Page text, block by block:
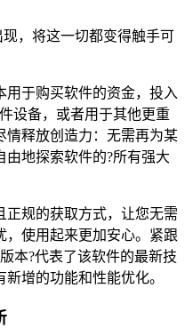
，将这一切都变得触手可
于购买软件的资金，投入
设备，或者用于其他更重
情释放创造力：无需再为某
地探索软件的?所有强大
正规的获取方式，让您无需
，使用起来更加安心。紧跟
本?代表了该软件的最新技
增的功能和性能优化。